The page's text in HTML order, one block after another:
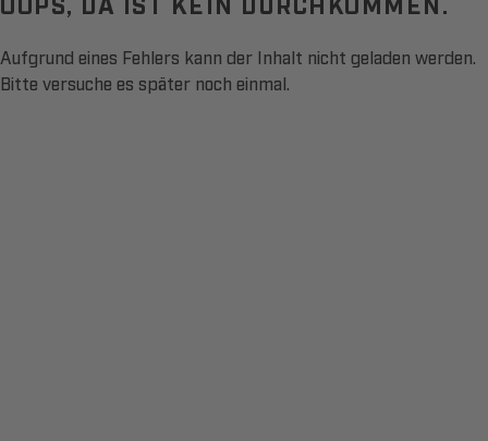
Aufgrund eines Fehlers kann der Inhalt nicht geladen werden.
Bitte versuche es später noch einmal.